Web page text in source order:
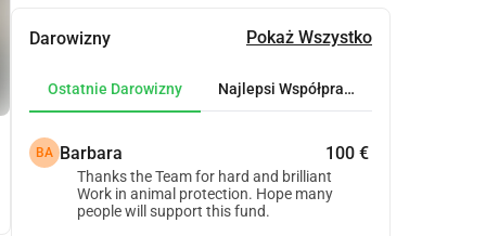
Darowizny Pokaż Wszystko
Ostatnie Darowizny Najlepsi Współpracownicy
BA Barbara 100 €
Thanks the Team for hard and brilliant
Work in animal protection. Hope many
people will support this fund.